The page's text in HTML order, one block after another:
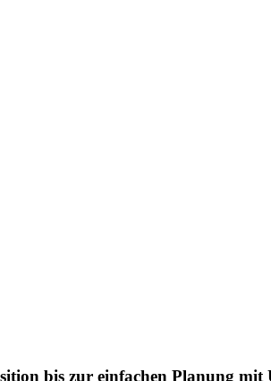
bis zur einfachen Planung